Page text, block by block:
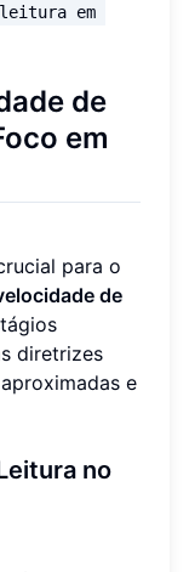
em
de
em
para o
de
diretrizes
e
no